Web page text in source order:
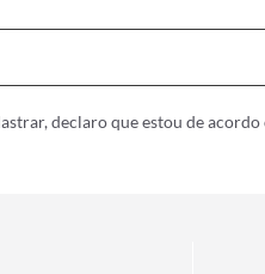
declaro que estou de acordo